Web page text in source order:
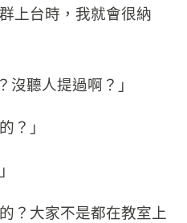
上台時，我就會很納
沒聽人提過啊？」
？」
？大家不是都在教室上